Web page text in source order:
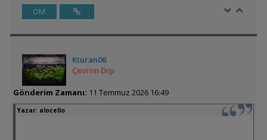
ÖM
Kturan06
Çevrim Dışı
Gönderim Zamanı: 11 Temmuz 2026 16:49
Yazar: alocello